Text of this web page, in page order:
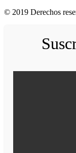
© 2019 Derechos